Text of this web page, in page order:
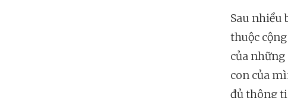
Sau nhiều
thuộc
của những
con của
đủ thông